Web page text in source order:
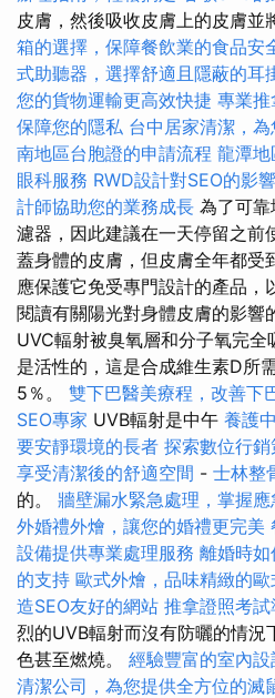
皮膚，然後吸收皮膚上的皮膚並
箱的選擇，保障餐飲業的食品安
式助聽器，選擇舒適且隱蔽的耳
您的貨物運輸更高效快捷 專業推
保障您的隱私 台中居家清潔，
南地區台胞證的申請流程 龍潭地
眼科服務 RWD設計對SEO的影響
計師協助您的業務成長 為了可
濾器，因此建議在一天停留之
蓋身體的皮膚，但皮膚全年都受
應保護它免受專門設計的產品，
閱讀有關陽光對身體皮膚的影響
UVC輻射被臭氧層和分子氧完
是活性的，這是合成維生素D所
5％。 雙下巴醫美療程，改善下
SEO專家 UVB輻射是中午 養護
要安靜環境的長者 探索數位行銷
享受清潔後的舒適空間 - 士林整
的。 牆壁漏水緊急處理，掌握
外婚禮外燴，讓您的婚禮更完美
設備提供專業處理服務 離婚時
的支持 歐式外燴，品味精緻的
造SEO友好的網站 推拿證照考試
烈的UVB輻射而沒有防曬的情況
色甚至燃燒。 經驗豐富的室內
清潔公司，為您提供全方位的滅